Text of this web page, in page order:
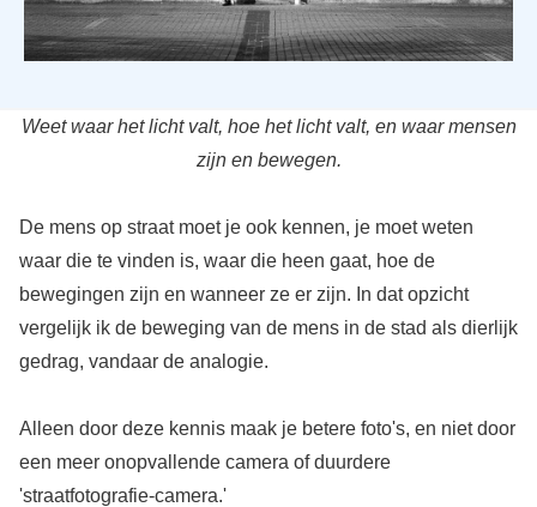
Weet waar het licht valt, hoe het licht valt, en waar mensen
zijn en bewegen.
De mens op straat moet je ook kennen, je moet weten
waar die te vinden is, waar die heen gaat, hoe de
bewegingen zijn en wanneer ze er zijn. In dat opzicht
vergelijk ik de beweging van de mens in de stad als dierlijk
gedrag, vandaar de analogie.
Alleen door deze kennis maak je betere foto's, en niet door
een meer onopvallende camera of duurdere
'straatfotografie-camera.'